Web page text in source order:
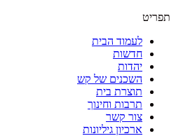
תפריט
לעמוד הבית
חדשות
יהדות
השכנים של קש
תוצרת בית
תרבות וחינוך
צור קשר
ארכיון גיליונות